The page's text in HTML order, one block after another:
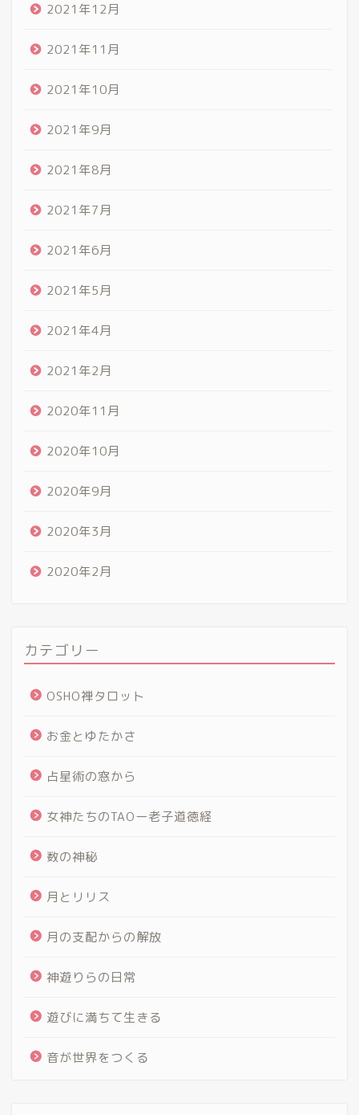
2021年12月
2021年11月
2021年10月
2021年9月
2021年8月
2021年7月
2021年6月
2021年5月
2021年4月
2021年2月
2020年11月
2020年10月
2020年9月
2020年3月
2020年2月
カテゴリー
OSHO禅タロット
お金とゆたかさ
占星術の窓から
女神たちのTAOー老子道徳経
数の神秘
月とリリス
月の支配からの解放
神遊りらの日常
遊びに満ちて生きる
音が世界をつくる